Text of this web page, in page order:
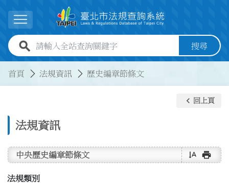
展開選單
全站查詢關鍵字欄位 搜尋
首頁 法規資訊 歷史編章節條文
法規資訊
keyboard_arrow_left 回上頁
中央歷史編章節條文 text_rotate_vertical print
法規類別